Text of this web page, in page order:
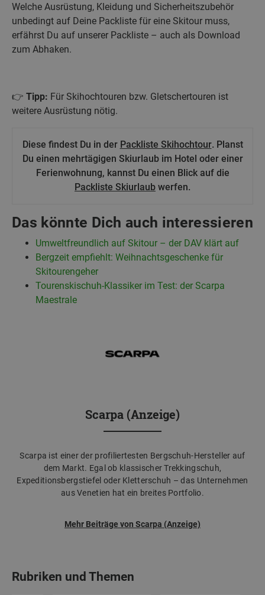
Welche Ausrüstung, Kleidung und Sicherheitszubehör
unbedingt auf Deine Packliste für eine Skitour muss,
erfährst Du auf unserer Packliste – auch als Download
zum Abhaken.
👉 Tipp: Für Skihochtouren bzw. Gletschertouren ist
weitere Ausrüstung nötig.
Diese findest Du in der Packliste Skihochtour. Planst
Du einen mehrtägigen Skiurlaub im Hotel oder einer
Ferienwohnung, kannst Du einen Blick auf die
Packliste Skiurlaub werfen.
Das könnte Dich auch interessieren
Umweltfreundlich auf Skitour – der DAV klärt auf
Bergzeit empfiehlt: Weihnachtsgeschenke für
Skitourengeher
Tourenskischuh-Klassiker im Test: der Scarpa
Maestrale
Scarpa (Anzeige)
Scarpa ist einer der profiliertesten Bergschuh-Hersteller auf
dem Markt. Egal ob klassischer Trekkingschuh,
Expeditionsbergstiefel oder Kletterschuh – das Unternehmen
aus Venetien hat ein breites Portfolio.
Mehr Beiträge von Scarpa (Anzeige)
Rubriken und Themen